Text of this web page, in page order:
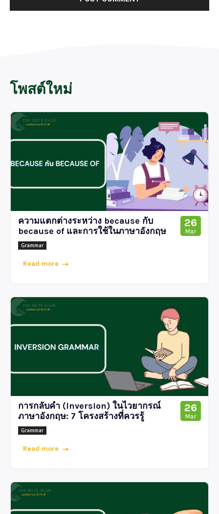
โพสต์ใหม่
ความแตกต่างระหว่าง because กับ
because of และการใช้ในภาษาอังกฤษ
Grammar
Read more
26
Mar
การกลับคำ (Inversion) ในไวยากรณ์
ภาษาอังกฤษ: 7 โครงสร้างที่ควรรู้
Grammar
Read more
26
Mar